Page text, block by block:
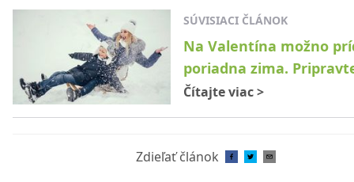
SÚVISIACI ČLÁNOK
Na Valentína možno
poriadna zima.
Čítajte viac>
Zdieľať článok